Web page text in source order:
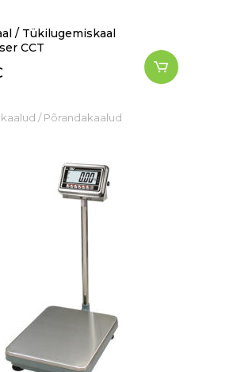
/ Tükilugemiskaal
CCT
/ Põrandakaalud